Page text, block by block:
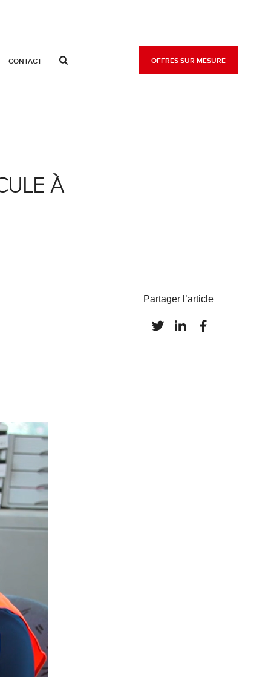
CONTACT OFFRES SUR MESURE
À
Partager l’article